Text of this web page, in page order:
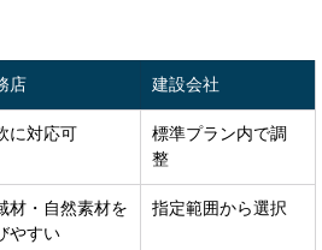
店 建設会社
に対応可
標準プラン内で調
整
材・自然素材を
やすい
指定範囲から選択